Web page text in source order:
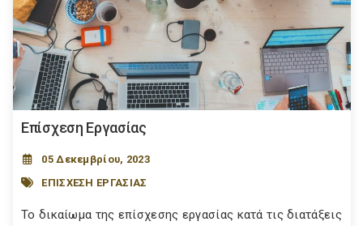
Επίσχεση Εργασίας
05 Δεκεμβρίου, 2023
ΕΠΙΣΧΕΣΗ ΕΡΓΑΣΙΑΣ
Το δικαίωμα της επίσχεσης εργασίας κατά τις διατάξεις